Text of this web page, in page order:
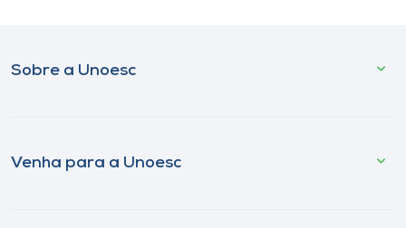
Sobre a Unoesc
Venha para a Unoesc